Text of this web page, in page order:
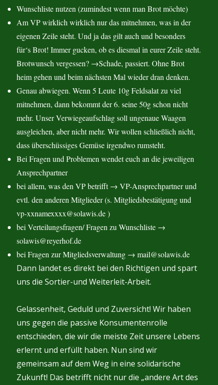
Wunschliste nutzen (zumindest wenn man Brot möchte)
Am VP wirklich wirklich nur das mitnehmen, was in der
eigenen Zeile steht. Und ja das gilt auch und besonders
für‘s Brot! Immer gucken, ob es diesmal in eurer Zeile steht.
Brotwunsch vergessen? →Schade, passiert. Ohne Brot
heim gehen und beim nächsten Mal wieder dran denken.
Genau abwiegen. Wenn 5 Leute 10g Feldsalat zu viel
mitnehmen, dann bekommt der 6. seine 50g schon nicht
mehr. Unser Verwiegeaufschlag soll ungenaue Waagen
ausgleichen, aber nicht mehr. Wir wollen schließlich nicht,
dass überschüssiges Gemüse irgendwo rumsteht.
Bei Fragen und Problemen wendet euch an die jeweiligen
Ansprechpartner
bei allem, was den VP betrifft → VP-Ansprechpartner und
evtl. den anderen Mitglieder (s. Mitgliedsbestätigung und
vp-xxnamexxxx@solawis.de )
bei Verteilungsfragen/ Fragen zu Wunschliste →
solawis@reyerhof.de
bei Fragen zur Mitgliedsverwaltung → mail@solawis.de
Dann landet es direkt bei den Richtigen und spart
uns die Sortier-und Weiterleit-Arbeit.
Gelassenheit, Geduld und Zuversicht! Wir haben
uns gegen die passive Konsumentenrolle
entschieden, die wir die meiste Zeit unsere Lebens
erlernt und erfüllt haben. Nun sind wir
gemeinsam auf dem Weg in eine solidarische
Zukunft! Das betrifft nicht nur die „andere Art des